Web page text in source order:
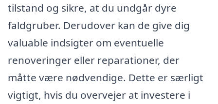
tilstand og sikre, at du undgår dyre
faldgruber. Derudover kan de give dig
valuable indsigter om eventuelle
renoveringer eller reparationer, der
måtte være nødvendige. Dette er særligt
vigtigt, hvis du overvejer at investere i